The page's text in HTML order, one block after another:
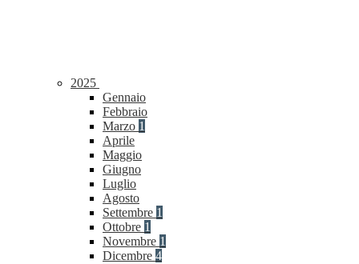
2025
Gennaio
Febbraio
Marzo 1
Aprile
Maggio
Giugno
Luglio
Agosto
Settembre 1
Ottobre 1
Novembre 1
Dicembre 4